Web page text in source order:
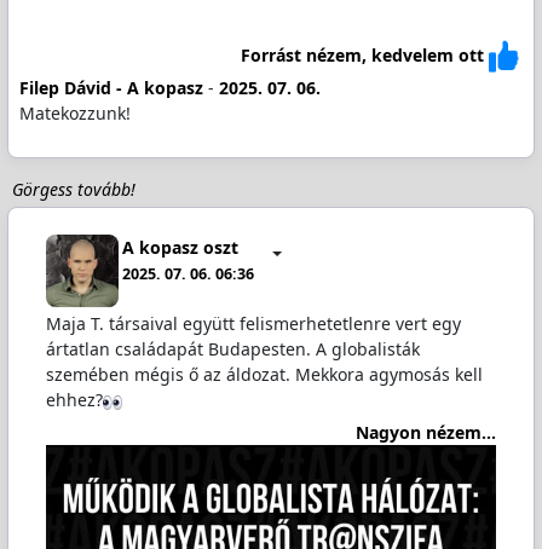
Forrást nézem, kedvelem ott
Filep Dávid - A kopasz- 2025. 07. 06.
Matekozzunk!
Görgess tovább!
A kopasz oszt
2025. 07. 06. 06:36
Maja T. társaival együtt felismerhetetlenre vert egy
ártatlan családapát Budapesten. A globalisták
szemében mégis ő az áldozat. Mekkora agymosás kell
ehhez?
Nagyon nézem...